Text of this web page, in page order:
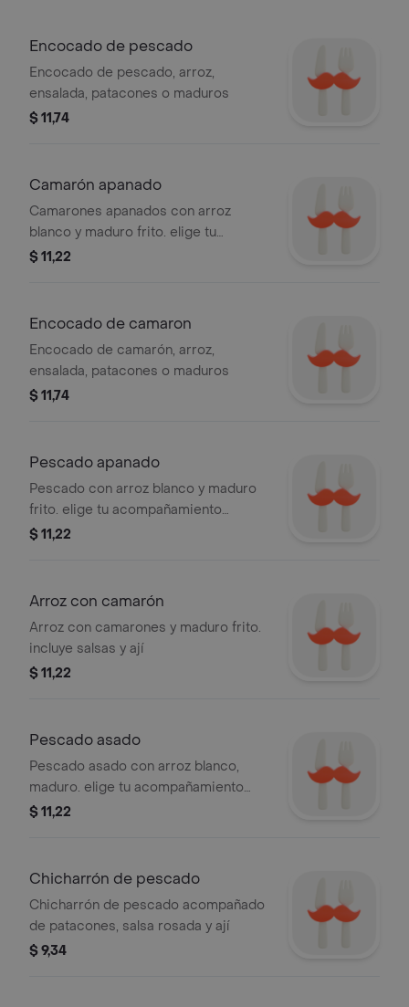
Encocado de pescado
Encocado de pescado, arroz,
ensalada, patacones o maduros
$ 11,74
Camarón apanado
Camarones apanados con arroz
blanco y maduro frito. elige tu
acompañamiento favorito: menestra o
$ 11,22
Encocado de camaron
Encocado de camarón, arroz,
ensalada, patacones o maduros
$ 11,74
Pescado apanado
Pescado con arroz blanco y maduro
frito. elige tu acompañamiento
favorito: menestra o ensalada
$ 11,22
Arroz con camarón
Arroz con camarones y maduro frito.
incluye salsas y ají
$ 11,22
Pescado asado
Pescado asado con arroz blanco,
maduro. elige tu acompañamiento
favorito: menestra o ensalada
$ 11,22
Chicharrón de pescado
Chicharrón de pescado acompañado
de patacones, salsa rosada y ají
$ 9,34